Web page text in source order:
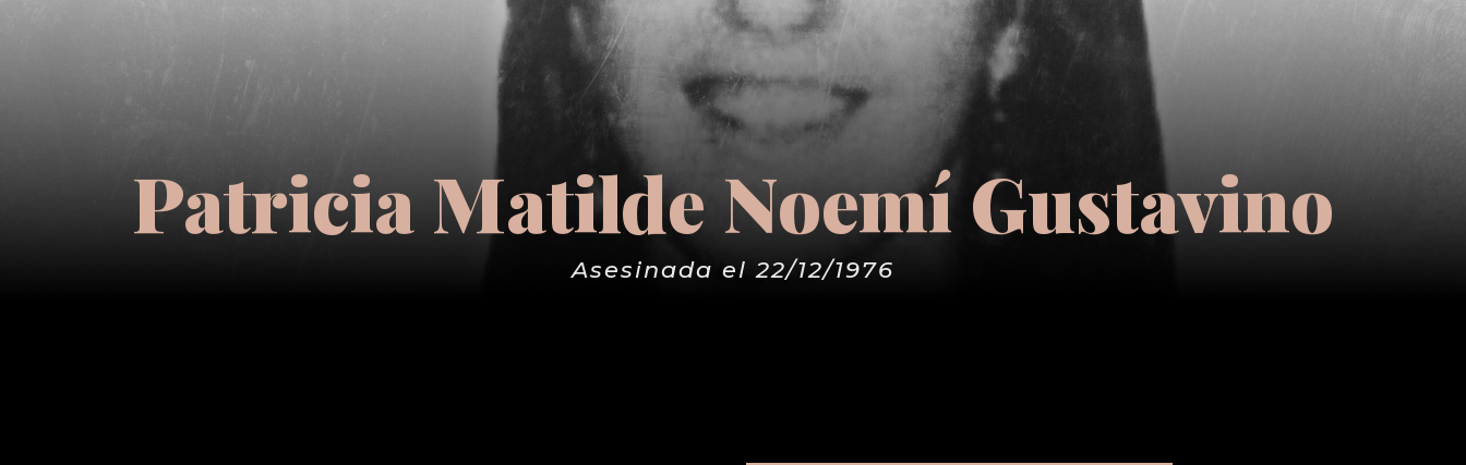
Patricia Matilde Noemí Gustavino
Asesinada el 22/12/1976